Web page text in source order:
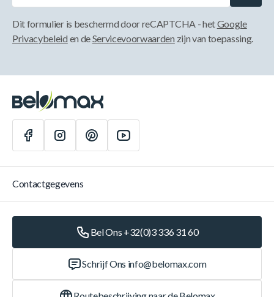
Dit formulier is beschermd door reCAPTCHA - hetGoogle
Privacybeleid en deServicevoorwaarden zijn van toepassing.
Contactgegevens
Bel Ons +32(0)3 336 31 60
Schrijf Ons info@belomax.com